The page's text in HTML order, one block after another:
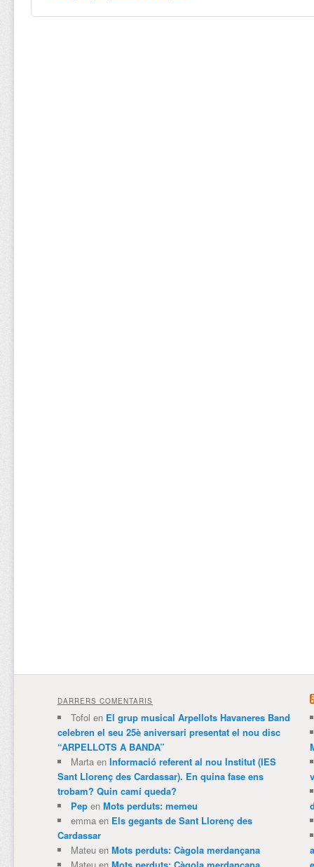
DARRERS COMENTARIS
Tofol en El grup musical Arpellots Havaneres Band
celebren el seu 25è aniversari presentat el nou disc
“ARPELLOTS A BANDA”
Martaen Informació referent al nou Institut (IES
Sant Llorenç des Cardassar). En quina fase ens
trobam? Quin camí queda?
Pepen Mots perduts: memeu
emmaen Els gegants de Sant Llorenç des
Cardassar
Mateuen Mots perduts: Càgola merdançana